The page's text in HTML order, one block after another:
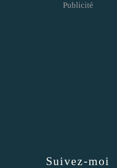
Suivez-moi
Publicité